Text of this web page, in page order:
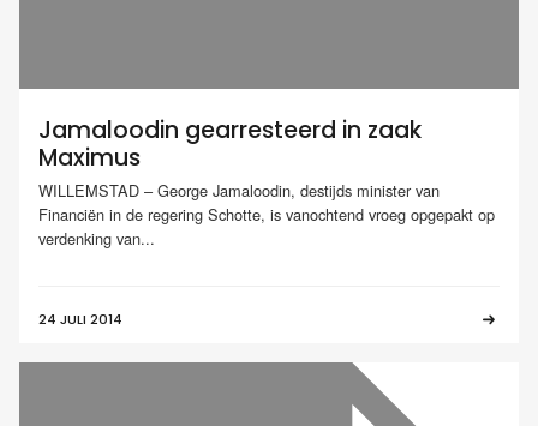
Jamaloodin gearresteerd in zaak
Maximus
WILLEMSTAD – George Jamaloodin, destijds minister van
Financiën in de regering Schotte, is vanochtend vroeg opgepakt op
verdenking van...
24 JULI 2014